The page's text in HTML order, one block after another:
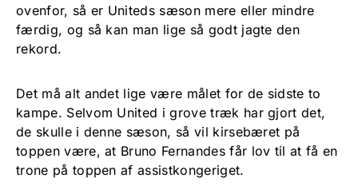
ovenfor, så er Uniteds sæson mere eller mindre
færdig, og så kan man lige så godt jagte den
rekord.
Det må alt andet lige være målet for de sidste to
kampe. Selvom United i grove træk har gjort det,
de skulle i denne sæson, så vil kirsebæret på
toppen være, at Bruno Fernandes får lov til at få en
trone på toppen af assistkongeriget.